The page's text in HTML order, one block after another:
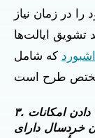
در زمان نیاز
تشویق ایالت‌ها
که شامل
۳. ارائه راهنمایی‌های بین سازمانی برای نشان دادن امکانات
خردسال دارای